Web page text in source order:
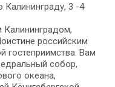
Калининграду, 3 -4
Калининградом,
российским
гостеприимства. Вам
собор,
океана,